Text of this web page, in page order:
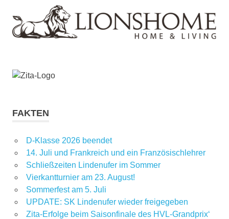
FAKTEN
D-Klasse 2026 beendet
14. Juli und Frankreich und ein Französischlehrer
Schließzeiten Lindenufer im Sommer
Vierkantturnier am 23. August!
Sommerfest am 5. Juli
UPDATE: SK Lindenufer wieder freigegeben
Zita-Erfolge beim Saisonfinale des HVL-Grandprix‘